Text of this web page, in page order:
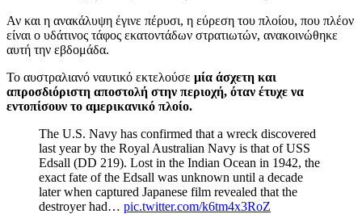
Αν και η ανακάλυψη έγινε πέρυσι, η εύρεση του πλοίου, που πλέον
είναι ο υδάτινος τάφος εκατοντάδων στρατιωτών, ανακοινώθηκε
αυτή την εβδομάδα.
Το αυστραλιανό ναυτικό εκτελούσε μία άσχετη και
απροσδιόριστη αποστολή στην περιοχή, όταν έτυχε να
εντοπίσουν το αμερικανικό πλοίο.
The U.S. Navy has confirmed that a wreck discovered
last year by the Royal Australian Navy is that of USS
Edsall (DD 219). Lost in the Indian Ocean in 1942, the
exact fate of the Edsall was unknown until a decade
later when captured Japanese film revealed that the
destroyer had… pic.twitter.com/k6tm4x3RoZ